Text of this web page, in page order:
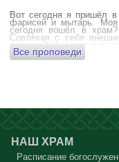
Вот сегодня я пришёл
фарисей и мытарь. Моя
сегодня вошёл в
Совлекая с себя
одежды? Имеется в
есть помыслы.
сердца?
Бог открыл помыслы
тому, что никто из них
мальчика. Мысли у
Все проповеди
НАШ ХРАМ
Расписание